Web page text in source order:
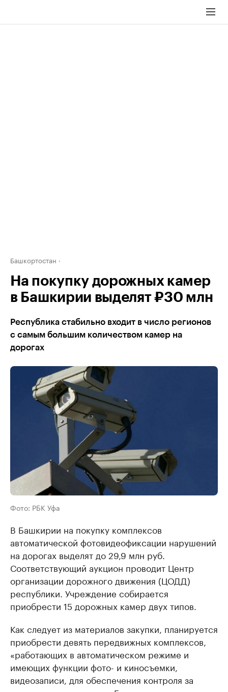
Башкортостан
На покупку дорожных камер
в Башкирии выделят ₽30 млн
Республика стабильно входит в число регионов
с самым большим количеством камер на
дорогах
Фото: РБК Уфа
В Башкирии на покупку комплексов
автоматической фотовидеофиксации нарушений
на дорогах выделят до 29,9 млн руб.
Соответствующий аукцион проводит Центр
организации дорожного движения (ЦОДД)
республики. Учреждение собирается
приобрести 15 дорожных камер двух типов.
Как следует из материалов закупки, планируется
приобрести девять передвижных комплексов,
«работающих в автоматическом режиме и
имеющих функции фото- и киносъемки,
видеозаписи, для обеспечения контроля за